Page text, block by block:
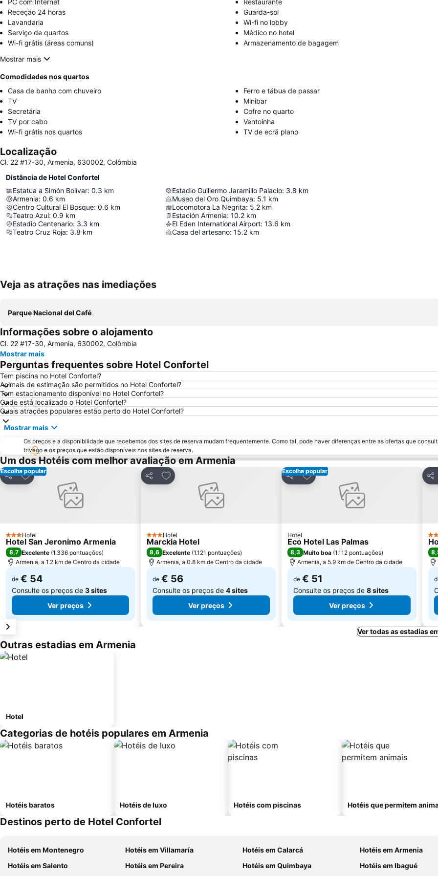
PC com Internet
Restaurante
Receção 24 horas
Guarda-sol
Lavandaria
Wi-fi no lobby
Serviço de quartos
Médico no hotel
Wi-fi grátis (áreas comuns)
Armazenamento de bagagem
Mostrar mais
Comodidades nos quartos
Casa de banho com chuveiro
Ferro e tábua de passar
TV
Minibar
Secretária
Cofre no quarto
TV por cabo
Ventoinha
Wi-fi grátis nos quartos
TV de ecrã plano
Localização
Cl. 22 #17-30, Armenia, 630002, Colômbia
Distância de Hotel Confortel
Estatua a Simón Bolívar: 0.3 km
Armenia: 0.6 km
Centro Cultural El Bosque: 0.6 km
Teatro Azul: 0.9 km
Estadio Centenario: 3.3 km
Teatro Cruz Roja: 3.8 km
Estadio Guillermo Jaramillo Palacio: 3.8 km
Museo del Oro Quimbaya: 5.1 km
Locomotora La Negrita: 5.2 km
Estación Armenia: 10.2 km
El Eden International Airport: 13.6 km
Casa del artesano: 15.2 km
Veja as atrações nas imediações
Parque Nacional del Café
Informações sobre o alojamento
Cl. 22 #17-30, Armenia, 630002, Colômbia
Mostrar mais
Perguntas frequentes sobre Hotel Confortel
Tem piscina no Hotel Confortel?
Animais de estimação são permitidos no Hotel Confortel?
Tem estacionamento disponível no Hotel Confortel?
Onde está localizado o Hotel Confortel?
Quais atrações populares estão perto do Hotel Confortel?
Mostrar mais
Os preços e a disponibilidade que recebemos dos sites de reserva mudam frequentemente. Como tal, pode haver diferenças entre as ofertas que
trivago e os preços que estão disponíveis nos sites de reserva.
Um dos Hotéis com melhor avaliação em Armenia
Escolha popular
Partilhar
Adicionar aos favoritos
3 Estrelas
Hotel
Hotel San Jeronimo Armenia
8,7 Excelente (1.336 pontuações)
Armenia, a 1.2 km de Centro da cidade
de € 54
Consulte os preços de 3 sites
Ver preços
Partilhar
Adicionar aos favoritos
3 Estrelas
Hotel
Marckia Hotel
8,6 Excelente (1.121 pontuações)
Armenia, a 0.8 km de Centro da cidade
de € 56
Consulte os preços de 4 sites
Ver preços
Escolha popular
Partilhar
Adicionar aos favoritos
Hotel
Eco Hotel Las Palmas
8,3 Muito boa (1.112 pontuações)
Armenia, a 5.9 km de Centro da cidade
de € 51
Consulte os preços de 8 sites
Ver preços
3
Ver todas as estadias
Outras estadias em Armenia
Hotel
Categorias de hotéis populares em Armenia
Hotéis baratos Hotéis de luxo Hotéis com piscinas Hotéis que permitem
Destinos perto de Hotel Confortel
Hotéis em Montenegro Hotéis em Villamaría Hotéis em Calarcá
Hotéis em Armenia
Hotéis em Salento
Hotéis em Pereira Hotéis em Quimbaya Hotéis em Ibagué